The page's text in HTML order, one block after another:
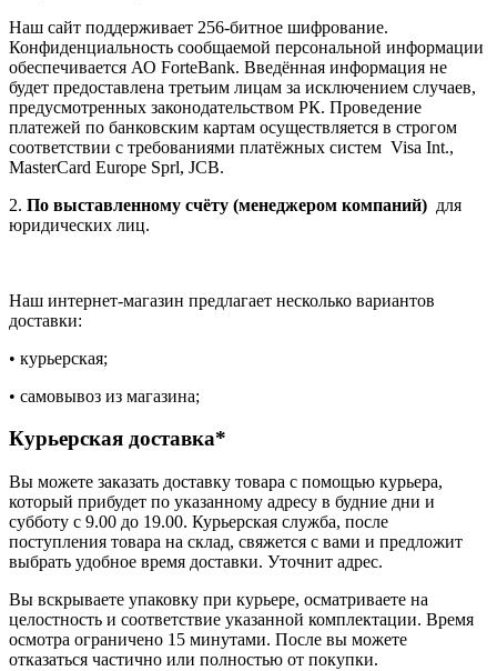
Наш сайт поддерживает 256-битное шифрование.
Конфиденциальность сообщаемой персональной информации
обеспечивается АО ForteBank. Введённая информация не
будет предоставлена третьим лицам за исключением случаев,
предусмотренных законодательством РК. Проведение
платежей по банковским картам осуществляется в строгом
соответствии с требованиями платёжных систем Visa Int.,
MasterCard Europe Sprl, JCB.
2. По выставленному счёту (менеджером компаний) для
юридических лиц.
Наш интернет-магазин предлагает несколько вариантов
доставки:
• курьерская;
• самовывоз из магазина;
Курьерская доставка*
Вы можете заказать доставку товара с помощью курьера,
который прибудет по указанному адресу в будние дни и
субботу с 9.00 до 19.00. Курьерская служба, после
поступления товара на склад, свяжется с вами и предложит
выбрать удобное время доставки. Уточнит адрес.
Вы вскрываете упаковку при курьере, осматриваете на
целостность и соответствие указанной комплектации. Время
осмотра ограничено 15 минутами. После вы можете
отказаться частично или полностью от покупки.